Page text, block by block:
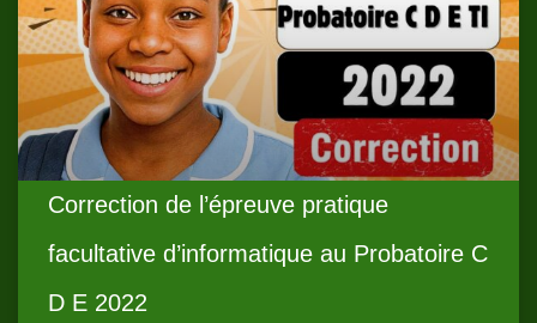
Correction de l’épreuve pratique
facultative d’informatique au Probatoire C
D E 2022